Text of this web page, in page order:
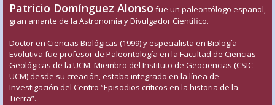
Patricio Domínguez Alonso fue un paleontólogo español,
gran amante de la Astronomía y Divulgador Científico.
Doctor en Ciencias Biológicas (1999) y especialista en Biología
Evolutiva fue profesor de Paleontología en la Facultad de Ciencias
Geológicas de la UCM. Miembro del Instituto de Geociencias (CSIC-
UCM) desde su creación, estaba integrado en la línea de
Investigación del Centro “Episodios críticos en la historia de la
Tierra”.